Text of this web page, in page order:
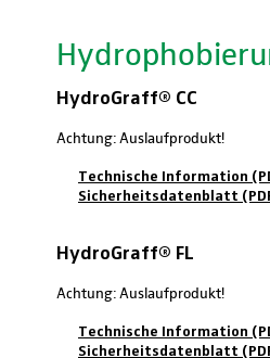
HydroGraff® CC
Achtung: Auslaufprodukt!
Technische Information
Sicherheitsdatenblatt
HydroGraff® FL
Achtung: Auslaufprodukt!
Technische Information
Sicherheitsdatenblatt